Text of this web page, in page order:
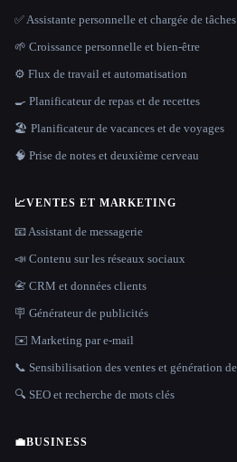
✅ Assistante personnelle et chargée de tâches
🌱 Croissance personnelle et bien-être
⚙️ Flux de travail et automatisation
🍳 Planificateur de repas et de recettes
🏖 Planificateur de vacances et de voyages
🧠 Prise de notes et deuxième cerveau
📈VENTES ET MARKETING
📧 Assistant de messagerie
📣 Contenu sur les réseaux sociaux
📇 CRM et données clients
🪧 Générateur de publicités
✉️ Marketing par e-mail
📞 Sensibilisation des ventes et génération
🔍 SEO et recherche de mots clés
💼BUSINESS